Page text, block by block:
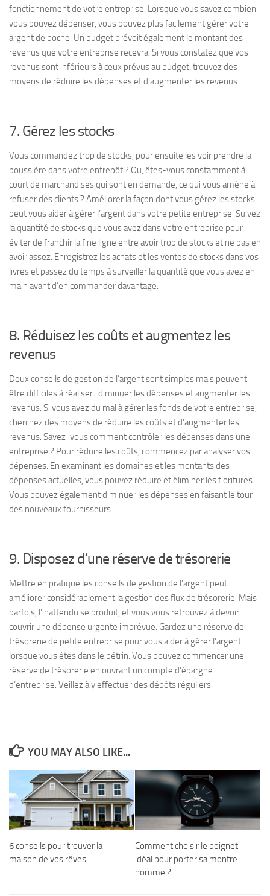
fonctionnement de votre entreprise. Lorsque vous savez combien
vous pouvez dépenser, vous pouvez plus facilement gérer votre
argent de poche. Un budget prévoit également le montant des
revenus que votre entreprise recevra. Si vous constatez que vos
revenus sont inférieurs à ceux prévus au budget, trouvez des
moyens de réduire les dépenses et d’augmenter les revenus.
7. Gérez les stocks
Vous commandez trop de stocks, pour ensuite les voir prendre la
poussière dans votre entrepôt ? Ou, êtes-vous constamment à
court de marchandises qui sont en demande, ce qui vous amène à
refuser des clients ? Améliorer la façon dont vous gérez les stocks
peut vous aider à gérer l’argent dans votre petite entreprise. Suivez
la quantité de stocks que vous avez dans votre entreprise pour
éviter de franchir la fine ligne entre avoir trop de stocks et ne pas en
avoir assez. Enregistrez les achats et les ventes de stocks dans vos
livres et passez du temps à surveiller la quantité que vous avez en
main avant d’en commander davantage.
8. Réduisez les coûts et augmentez les
revenus
Deux conseils de gestion de l’argent sont simples mais peuvent
être difficiles à réaliser : diminuer les dépenses et augmenter les
revenus. Si vous avez du mal à gérer les fonds de votre entreprise,
cherchez des moyens de réduire les coûts et d’augmenter les
revenus. Savez-vous comment contrôler les dépenses dans une
entreprise ? Pour réduire les coûts, commencez par analyser vos
dépenses. En examinant les domaines et les montants des
dépenses actuelles, vous pouvez réduire et éliminer les fioritures.
Vous pouvez également diminuer les dépenses en faisant le tour
des nouveaux fournisseurs.
9. Disposez d’une réserve de trésorerie
Mettre en pratique les conseils de gestion de l’argent peut
améliorer considérablement la gestion des flux de trésorerie. Mais
parfois, l’inattendu se produit, et vous vous retrouvez à devoir
couvrir une dépense urgente imprévue. Gardez une réserve de
trésorerie de petite entreprise pour vous aider à gérer l’argent
lorsque vous êtes dans le pétrin. Vous pouvez commencer une
réserve de trésorerie en ouvrant un compte d’épargne
d’entreprise. Veillez à y effectuer des dépôts réguliers.
YOU MAY ALSO LIKE...
6 conseils pour trouver la
maison de vos rêves
Comment choisir le poignet
idéal pour porter sa montre
homme ?